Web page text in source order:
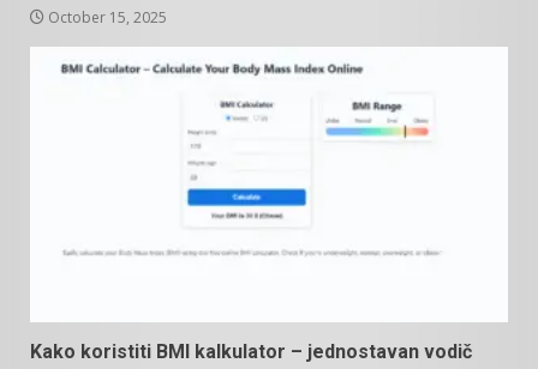
October 15, 2025
Kako koristiti BMI kalkulator – jednostavan vodič